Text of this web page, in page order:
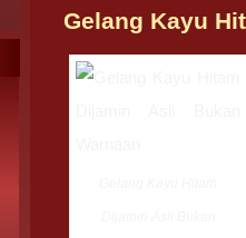
Gelang Kayu